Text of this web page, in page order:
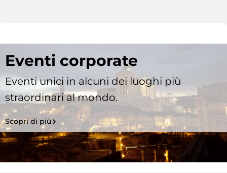
Eventi corporate
Eventi unici in alcuni dei luoghi più
straordinari al mondo.
Scopri di più